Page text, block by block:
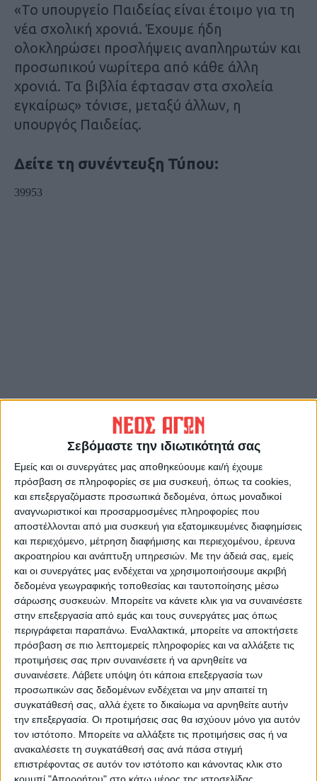
Σεβόμαστε την ιδιωτικότητά σας
Εμείς και οι συνεργάτες μας αποθηκεύουμε και/ή έχουμε
πρόσβαση σε πληροφορίες σε μια συσκευή, όπως τα cookies,
και επεξεργαζόμαστε προσωπικά δεδομένα, όπως μοναδικοί
αναγνωριστικοί και προσαρμοσμένες πληροφορίες που
αποστέλλονται από μια συσκευή για εξατομικευμένες διαφημίσεις
και περιεχόμενο, μέτρηση διαφήμισης και περιεχομένου, έρευνα
ακροατηρίου και ανάπτυξη υπηρεσιών. Με την άδειά σας, εμείς
και οι συνεργάτες μας ενδέχεται να χρησιμοποιήσουμε ακριβή
δεδομένα γεωγραφικής τοποθεσίας και ταυτοποίησης μέσω
σάρωσης συσκευών. Μπορείτε να κάνετε κλικ για να συναινέσετε
στην επεξεργασία από εμάς και τους συνεργάτες μας όπως
περιγράφεται παραπάνω. Εναλλακτικά, μπορείτε να αποκτήσετε
πρόσβαση σε πιο λεπτομερείς πληροφορίες και να αλλάξετε τις
προτιμήσεις σας πριν συναινέσετε ή να αρνηθείτε να
συναινέσετε. Λάβετε υπόψη ότι κάποια επεξεργασία των
προσωπικών σας δεδομένων ενδέχεται να μην απαιτεί τη
συγκατάθεσή σας, αλλά έχετε το δικαίωμα να αρνηθείτε αυτήν
την επεξεργασία. Οι προτιμήσεις σας θα ισχύουν μόνο για αυτόν
τον ιστότοπο. Μπορείτε να αλλάξετε τις προτιμήσεις σας ή να
ανακαλέσετε τη συγκατάθεσή σας ανά πάσα στιγμή
επιστρέφοντας σε αυτόν τον ιστότοπο και κάνοντας κλικ στο
«Το υπουργείο Παιδείας είναι έτοιμο για τη
νέα σχολική χρονιά. Έχουμε ήδη
ολοκληρώσει προσλήψεις αναπληρωτών και
προσωπικού νωρίτερα από κάθε άλλη
χρονιά. Τα βιβλία έφτασαν στα σχολεία
εγκαίρως» τόνισε, μεταξύ άλλων, η
υπουργός Παιδείας.
Δείτε τη συνέντευξη Τύπου:
Τα μέτρα με τα οποία θα αρχίσουν
Σύμφωνα με την υπουργό Παιδείας, τα
σχολεία θα ανοίξουν στις 14 Σεπτεμβρίου,
με όλους τους μαθητές και με αυξημένα
μέτρα προφύλαξης.
Τα μέτρα με τα οποία θα ανοίξουν τα
σχολεία είναι:
Χρήση μάσκας υποχρεωτική σε όλους τους
χώρους καθώς και στα μέσα μεταφοράς
μαθητών
Ενημέρωση και οδηγίες έτοιμες οδηγίες ΕΟΔΥ
Γιατροί θα επισκέπτονται τα σχολεία για να
εξηγήσουν τα μέτρα και την ενδεδειγμένη
χρήση της μάσκας